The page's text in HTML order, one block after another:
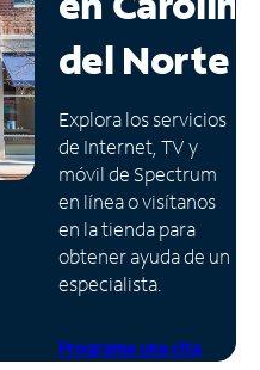
del Norte
Explora los servicios
de Internet, TV y
móvil de Spectrum
en línea o visítanos
en la tienda para
obtener ayuda de un
especialista.
Programa una cita